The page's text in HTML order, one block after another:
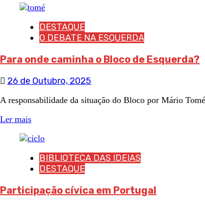
DESTAQUE
O DEBATE NA ESQUERDA
Para onde caminha o Bloco de Esquerda?
26 de Outubro, 2025
A responsabilidade da situação do Bloco por Mário
Ler mais
BIBLIOTECA DAS IDEIAS
DESTAQUE
Participação cívica em Portugal